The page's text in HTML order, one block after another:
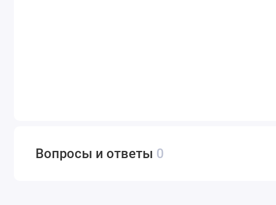
Вопросы и ответы 0